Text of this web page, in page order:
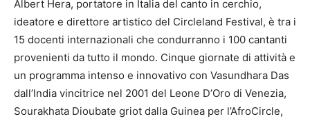
Albert Hera, portatore in Italia del canto in cerchio,
ideatore e direttore artistico del Circleland Festival, è tra i
15 docenti internazionali che condurranno i 100 cantanti
provenienti da tutto il mondo. Cinque giornate di attività e
un programma intenso e innovativo con Vasundhara Das
dall’India vincitrice nel 2001 del Leone D’Oro di Venezia,
Sourakhata Dioubate griot dalla Guinea per l’AfroCircle,